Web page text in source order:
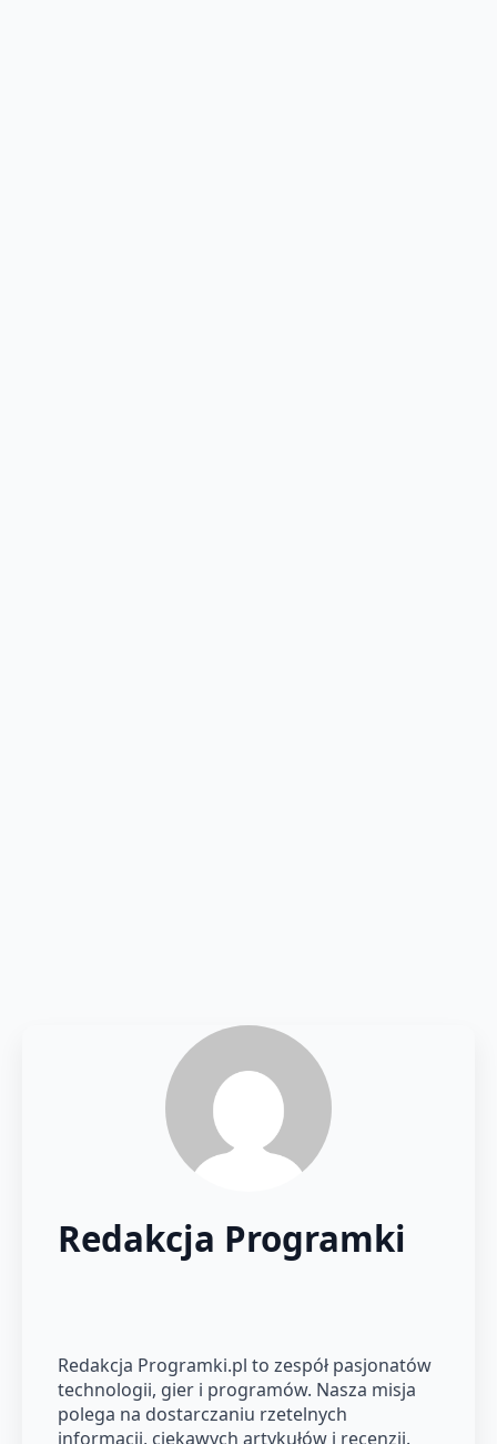
Redakcja Programki
Redakcja Programki.pl to zespół pasjonatów
technologii, gier i programów. Nasza misja
polega na dostarczaniu rzetelnych
informacji, ciekawych artykułów i recenzji.